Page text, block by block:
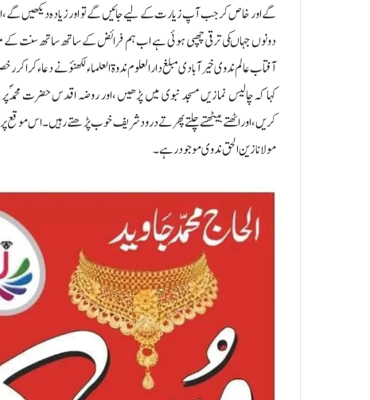
گے اور خاص کرجب آپ زیارت کے لیے جائیں گے تو اور زیادہ دیکھیں
دونوں جہاںکی ترقی چھپی ہوئی ہے اب ہم فرائض کے ساتھ ساتھ سنت کے
آفتاب عالم ندوی خیرآبادی مبلغ دار العلوم ندوۃ العلماء لکھنؤ نے دعاء
کہا کہ چالیس نمازیں مسجد نبوی میں پڑھیں ،اور روضہ اقدس حضرت
کریں،اور اٹھتے بیٹھتے چلتے پھرتے درود شریف خوب پڑھتے رہیں۔اس موقع پر
مولانا زین الحق ندوی موجودرہے۔